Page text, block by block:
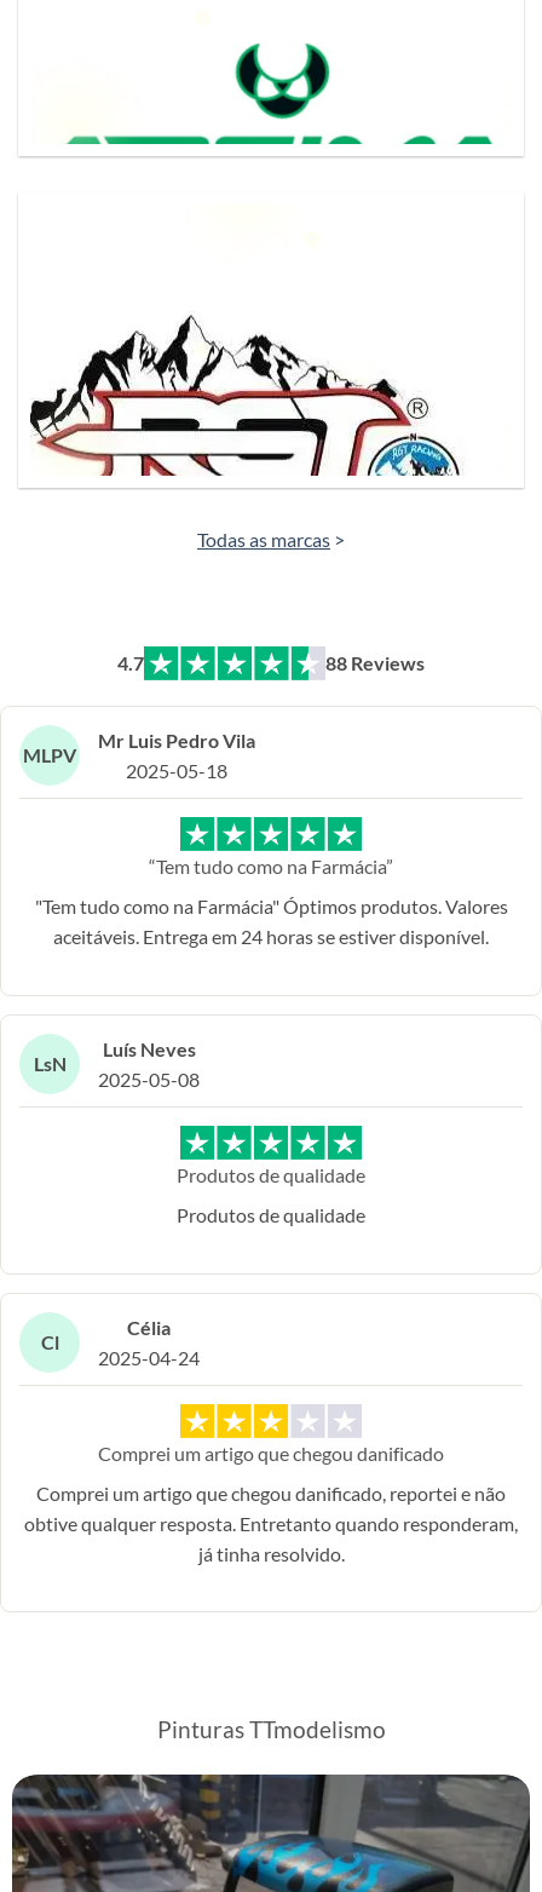
Todas as marcas >
4.7 88 Reviews
MLPV
Mr Luis Pedro Vila
2025-05-18
“Tem tudo como na Farmácia”
"Tem tudo como na Farmácia" Óptimos produtos. Valores
aceitáveis. Entrega em 24 horas se estiver disponível.
LsN
Luís Neves
2025-05-08
Produtos de qualidade
Produtos de qualidade
Cl
Célia
2025-04-24
Comprei um artigo que chegou danificado
Comprei um artigo que chegou danificado, reportei e não
obtive qualquer resposta. Entretanto quando responderam,
já tinha resolvido.
Pinturas TTmodelismo